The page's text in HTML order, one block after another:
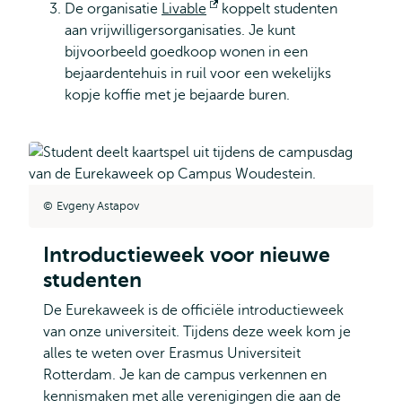
De organisatie Livable
Opent
extern
koppelt studenten
aan vrijwilligersorganisaties. Je kunt
bijvoorbeeld goedkoop wonen in een
bejaardentehuis in ruil voor een wekelijks
kopje koffie met je bejaarde buren.
Evgeny Astapov
Introductieweek voor nieuwe
studenten
De Eurekaweek is de officiële introductieweek
van onze universiteit. Tijdens deze week kom je
alles te weten over Erasmus Universiteit
Rotterdam. Je kan de campus verkennen en
kennismaken met alle verenigingen die aan de